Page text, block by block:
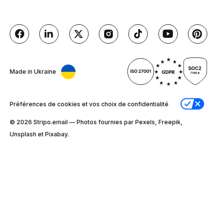
Made in Ukraine
Préférences de cookies et vos choix de confidentialité
© 2026 Stripо.email — Photos fournies par Pexels, Freepik,
Unsplash et Pixabay.